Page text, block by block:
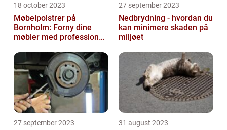
18 october 2023
Møbelpolstrer på
Bornholm: Forny dine
møbler med professionel
27 september 2023
Nedbrydning - hvordan du
kan minimere skaden på
miljøet
27 september 2023 31 august 2023